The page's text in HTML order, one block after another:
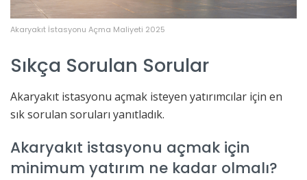
Akaryakıt İstasyonu Açma Maliyeti 2025
Sıkça Sorulan Sorular
Akaryakıt istasyonu açmak isteyen yatırımcılar için en
sık sorulan soruları yanıtladık.
Akaryakıt istasyonu açmak için
minimum yatırım ne kadar olmalı?